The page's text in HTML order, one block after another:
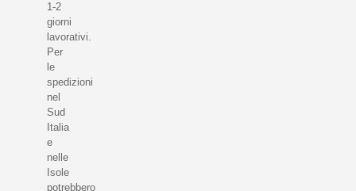
1-2
giorni
lavorativi.
Per
le
spedizioni
nel
Sud
Italia
e
nelle
Isole
potrebbero